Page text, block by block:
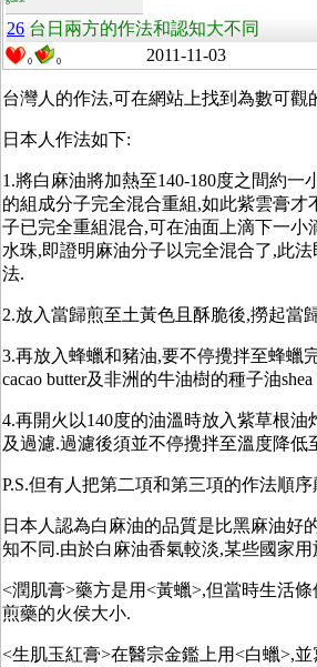
26 台日兩方的作法和認知大不同
0 0 2011-11-03
台灣人的作法,可在網站上找到為數可觀
日本人作法如下:
1.將白麻油將加熱至140-180度之間約一
的組成分子完全混合重組,如此紫雲膏才
子已完全重組混合,可在油面上滴下一小
水珠,即證明麻油分子以完全混合了,此
法.
2.放入當歸煎至土黃色且酥脆後,撈起當
3.再放入蜂蠟和豬油,要不停攪拌至蜂蠟
cacao butter及非洲的牛油樹的種子油
4.再開火以140度的油溫時放入紫草根油
及過濾.過濾後須並不停攪拌至溫度降低
P.S.但有人把第二項和第三項的作法順
日本人認為白麻油的品質是比黑麻油好
知不同.由於白麻油香氣較淡,某些國家
<潤肌膏>藥方是用<黃蠟>,但當時生活
煎藥的火侯大小.
<生肌玉紅膏>在醫宗金鑑上用<白蠟>,